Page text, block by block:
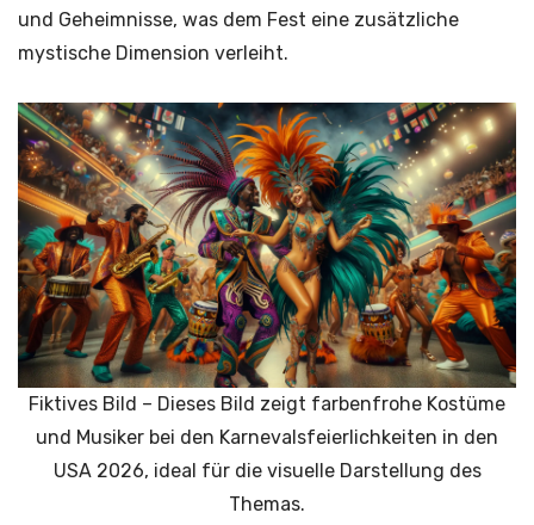
und Geheimnisse, was dem Fest eine zusätzliche
mystische Dimension verleiht.
Fiktives Bild – Dieses Bild zeigt farbenfrohe Kostüme
und Musiker bei den Karnevalsfeierlichkeiten in den
USA 2026, ideal für die visuelle Darstellung des
Themas.